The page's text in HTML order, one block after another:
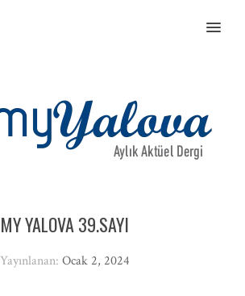
MENU
MY YALOVA 39.SAYI
Yayınlanan: Ocak 2, 2024